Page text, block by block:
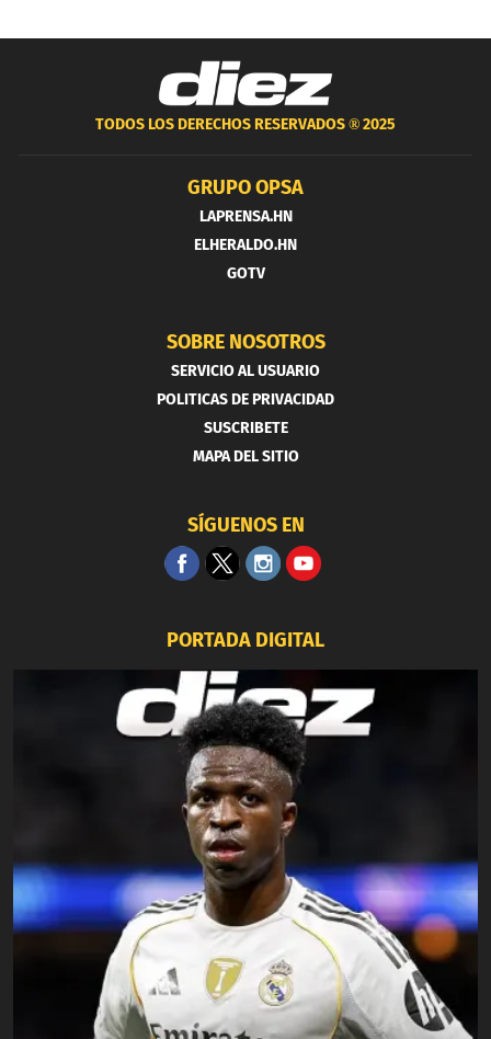
TODOS LOS DERECHOS RESERVADOS ®2025
GRUPO OPSA
LAPRENSA.HN
ELHERALDO.HN
GOTV
SOBRE NOSOTROS
SERVICIO AL USUARIO
POLITICAS DE PRIVACIDAD
SUSCRIBETE
MAPA DEL SITIO
SÍGUENOS EN
PORTADA DIGITAL